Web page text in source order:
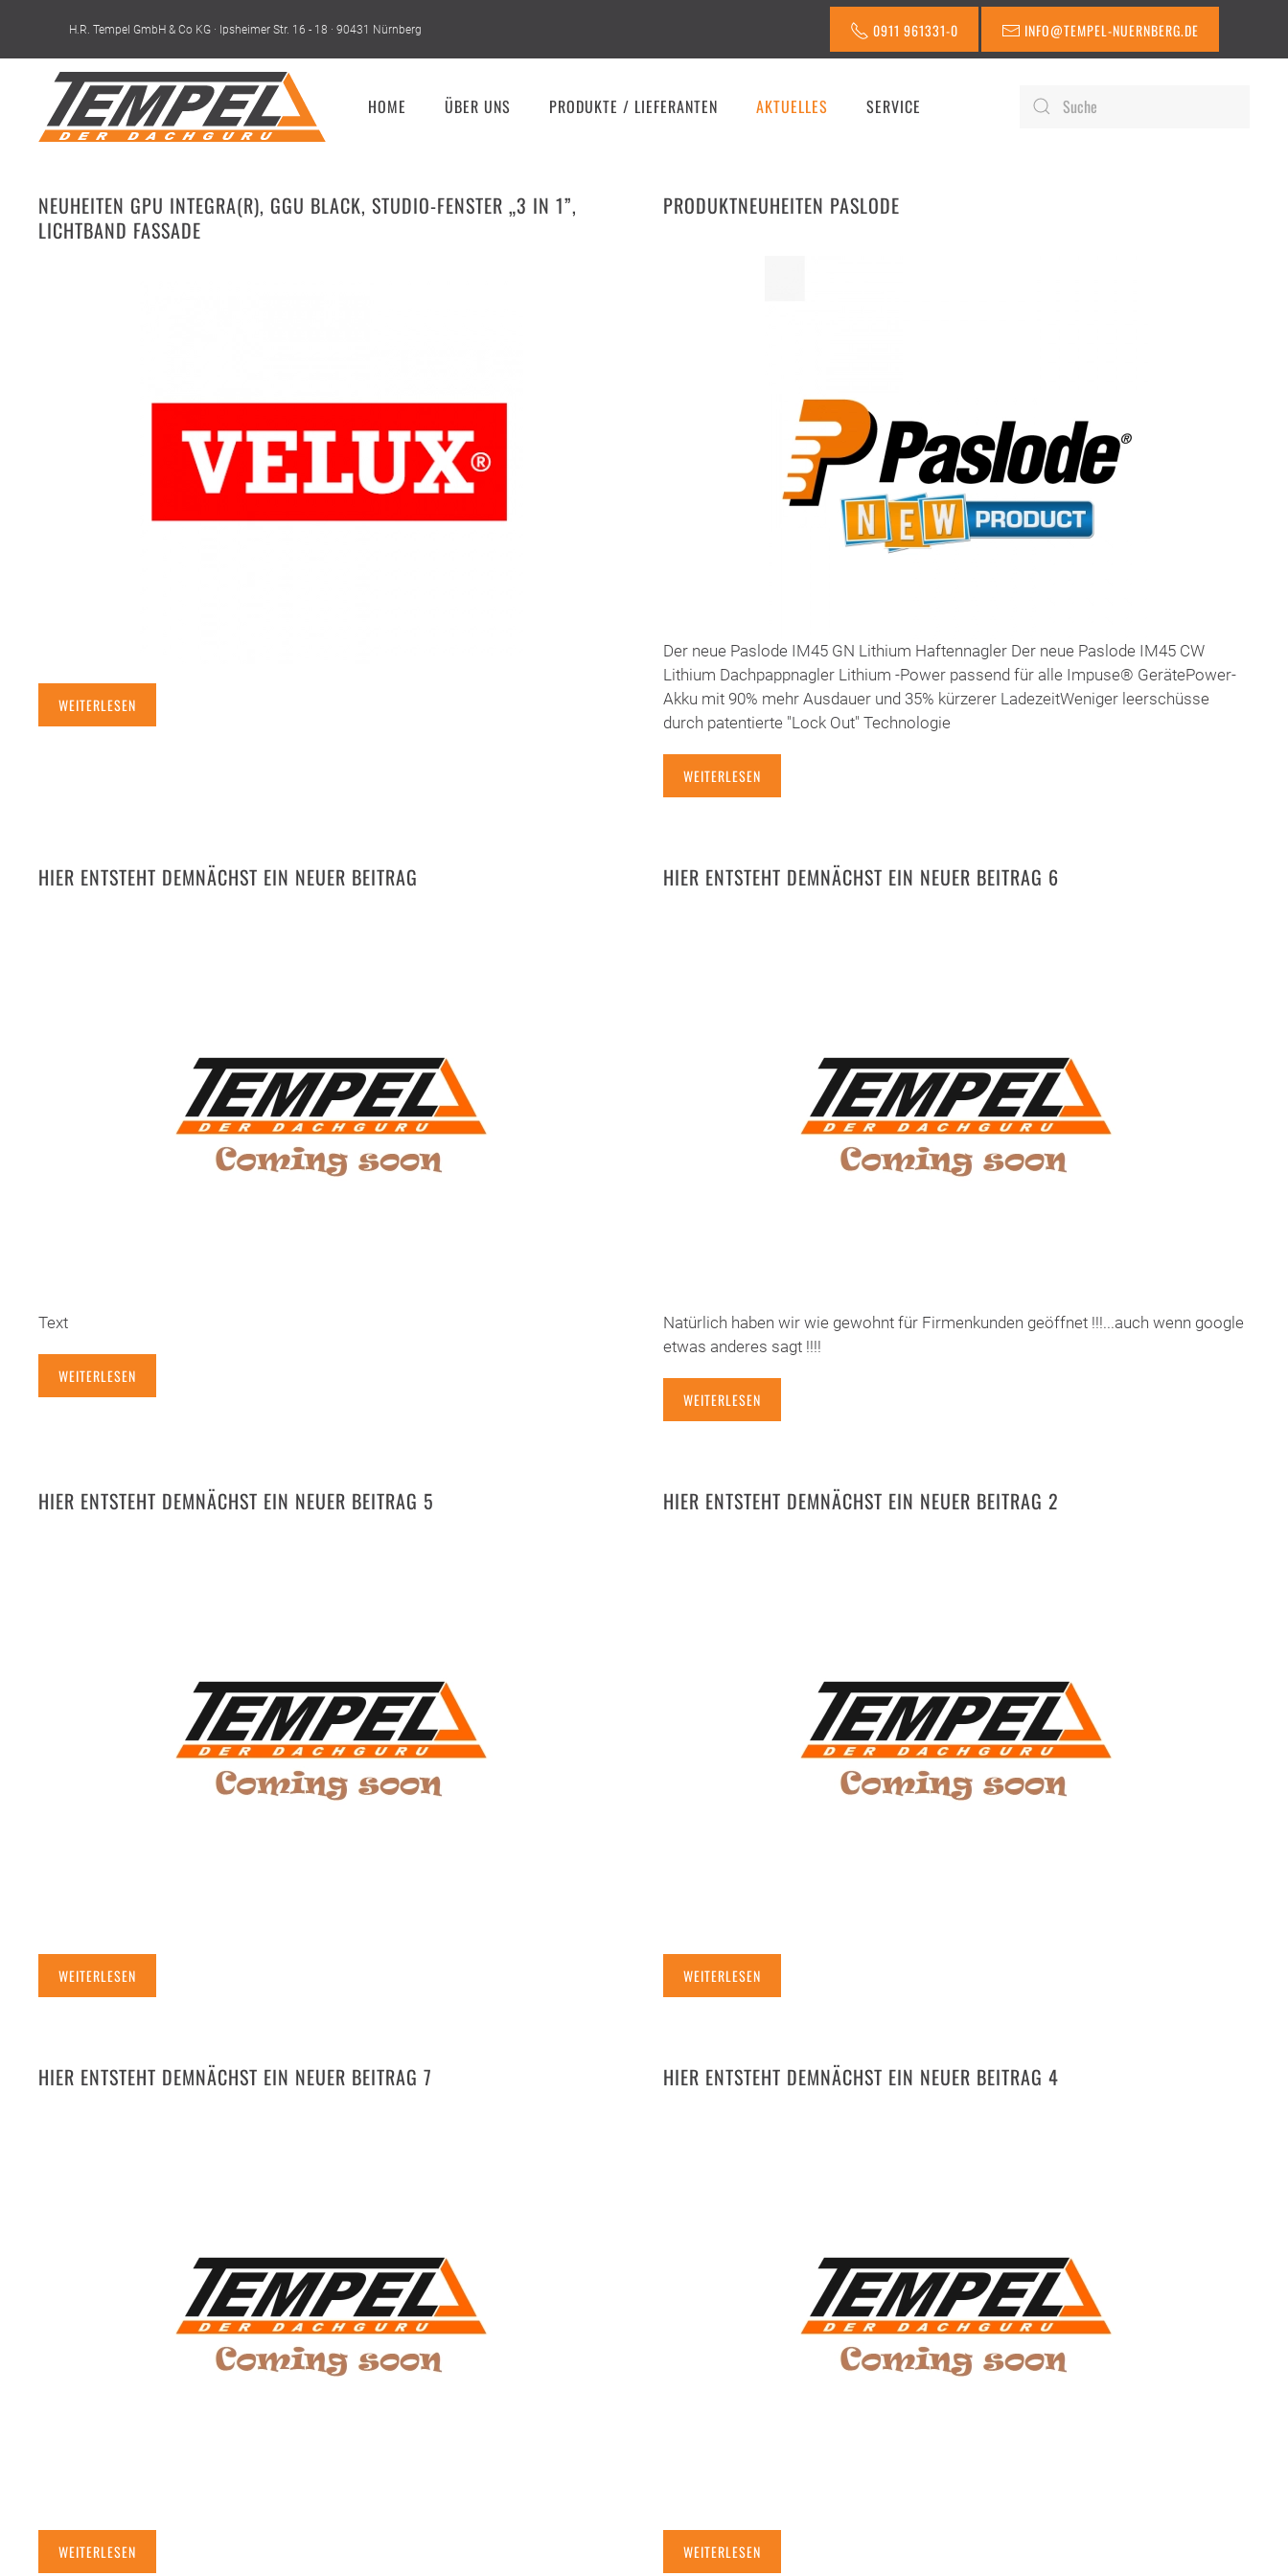
Skip to main content
H.R. Tempel GmbH & Co KG · Ipsheimer Str. 16 - 18 · 90431 Nürnberg 0911 961331-0 INFO@TEMPEL-NUERNBERG.DE
HOME ÜBER UNS PRODUKTE / LIEFERANTEN AKTUELLES SERVICE
NEUHEITEN GPU INTEGRA(R), GGU BLACK, STUDIO-FENSTER „3 IN 1”,
LICHTBAND FASSADE
WEITERLESEN
PRODUKTNEUHEITEN PASLODE
Der neue Paslode IM45 GN Lithium Haftennagler Der neue Paslode IM45 CW
Lithium Dachpappnagler Lithium -Power passend für alle Impuse® GerätePower-
Akku mit 90% mehr Ausdauer und 35% kürzerer LadezeitWeniger leerschüsse
durch patentierte "Lock Out" Technologie
WEITERLESEN
HIER ENTSTEHT DEMNÄCHST EIN NEUER BEITRAG
Text
WEITERLESEN
HIER ENTSTEHT DEMNÄCHST EIN NEUER BEITRAG 6
Natürlich haben wir wie gewohnt für Firmenkunden geöffnet !!!...auch wenn google
etwas anderes sagt !!!!
WEITERLESEN
HIER ENTSTEHT DEMNÄCHST EIN NEUER BEITRAG 5
WEITERLESEN
HIER ENTSTEHT DEMNÄCHST EIN NEUER BEITRAG 2
WEITERLESEN
HIER ENTSTEHT DEMNÄCHST EIN NEUER BEITRAG 7
WEITERLESEN
HIER ENTSTEHT DEMNÄCHST EIN NEUER BEITRAG 4
WEITERLESEN